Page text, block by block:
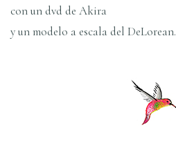
con un dvd de Akira
y un modelo a escala del DeLorean.